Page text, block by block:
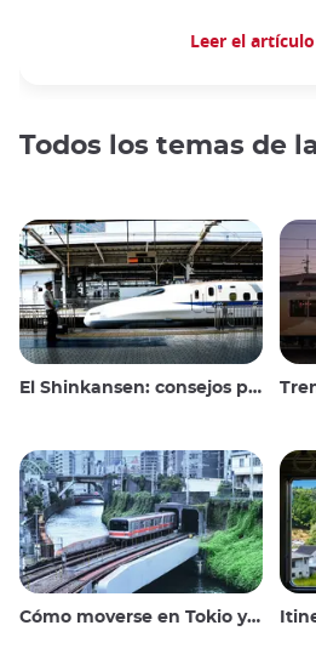
Leer el artículo
Todos los temas de
El Shinkansen: consejos para viajar en el tren bala japonés
Cómo moverse en Tokio y alrededores